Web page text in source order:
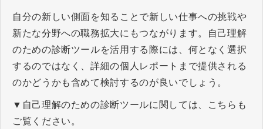
自分の新しい側面を知ることで新しい仕事への挑戦や
新たな分野への職務拡大にもつながります。自己理解
のための診断ツールを活用する際には、何となく選択
するのではなく、詳細の個人レポートまで提供される
のかどうかも含めて検討するのが良いでしょう。
▼自己理解のための診断ツールに関しては、こちらも
ご覧ください。